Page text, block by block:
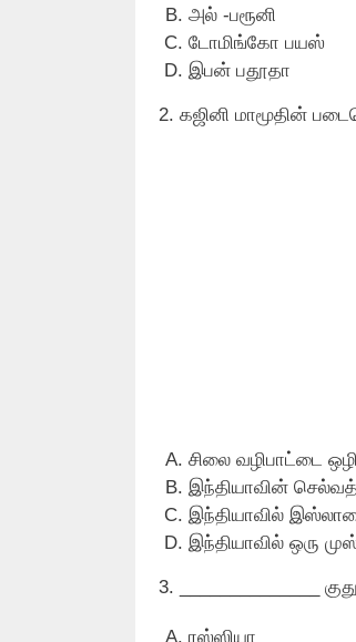
அல் -பரூனி
டோமிங்கோ பயஸ்
இபன் பதூதா
2. கஜினி மாமூதின்
சிலை வழிபாட்டை
இந்தியாவின்
இந்தியாவில்
இந்தியாவில் ஒரு
3. ______________
ரஸ்ஸியா